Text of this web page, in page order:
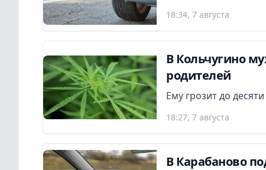
18:34, 7 августа
В Кольчугино
родителей
Ему грозит до
18:27, 7 августа
В Карабаново